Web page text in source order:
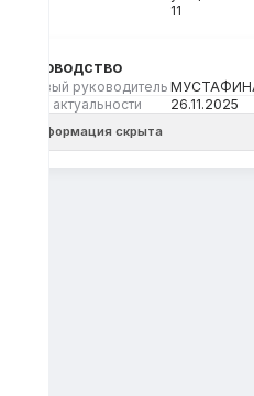
11
Руководство
Первый руководитель
Дата актуальности
26.11.2025
Информация скрыта